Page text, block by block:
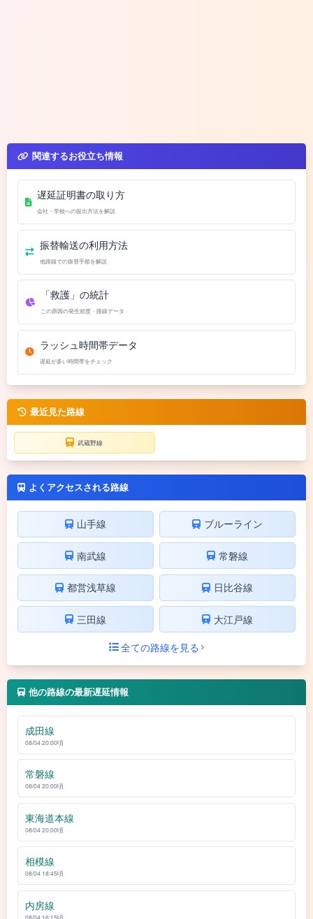
関連するお役立ち情報
遅延証明書の取り方
会社・学校への提出方法を解説
振替輸送の利用方法
他路線での振替手順を解説
「救護」の統計
この原因の発生頻度・路線データ
ラッシュ時間帯データ
遅延が多い時間帯をチェック
最近見た路線
武蔵野線
よくアクセスされる路線
山手線 ブルーライン
南武線 常磐線
都営浅草線 日比谷線
三田線
大江戸線
全ての路線を見る
他の路線の最新遅延情報
成田線
08/04 20:00頃
常磐線
08/04 20:00頃
東海道本線
08/04 20:00頃
相模線
08/04 18:45頃
内房線
08/04 16:15頃